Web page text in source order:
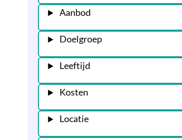
Aanbod
Doelgroep
Leeftijd
Kosten
Locatie